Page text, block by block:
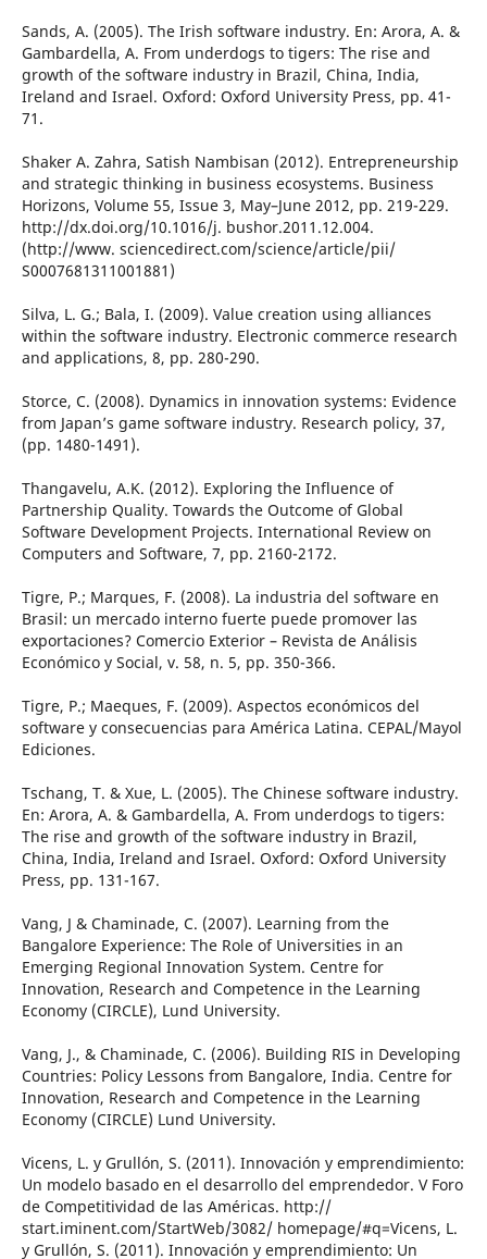
Sands, A. (2005). The Irish software industry. En: Arora, A. &
Gambardella, A. From underdogs to tigers: The rise and
growth of the software industry in Brazil, China, India,
Ireland and Israel. Oxford: Oxford University Press, pp. 41-
71.
Shaker A. Zahra, Satish Nambisan (2012). Entrepreneurship
and strategic thinking in business ecosystems. Business
Horizons, Volume 55, Issue 3, May–June 2012, pp. 219-229.
http://dx.doi.org/10.1016/j. bushor.2011.12.004.
(http://www. sciencedirect.com/science/article/pii/
S0007681311001881)
Silva, L. G.; Bala, I. (2009). Value creation using alliances
within the software industry. Electronic commerce research
and applications, 8, pp. 280-290.
Storce, C. (2008). Dynamics in innovation systems: Evidence
from Japan’s game software industry. Research policy, 37,
(pp. 1480-1491).
Thangavelu, A.K. (2012). Exploring the Influence of
Partnership Quality. Towards the Outcome of Global
Software Development Projects. International Review on
Computers and Software, 7, pp. 2160-2172.
Tigre, P.; Marques, F. (2008). La industria del software en
Brasil: un mercado interno fuerte puede promover las
exportaciones? Comercio Exterior – Revista de Análisis
Económico y Social, v. 58, n. 5, pp. 350-366.
Tigre, P.; Maeques, F. (2009). Aspectos económicos del
software y consecuencias para América Latina. CEPAL/Mayol
Ediciones.
Tschang, T. & Xue, L. (2005). The Chinese software industry.
En: Arora, A. & Gambardella, A. From underdogs to tigers:
The rise and growth of the software industry in Brazil,
China, India, Ireland and Israel. Oxford: Oxford University
Press, pp. 131-167.
Vang, J & Chaminade, C. (2007). Learning from the
Bangalore Experience: The Role of Universities in an
Emerging Regional Innovation System. Centre for
Innovation, Research and Competence in the Learning
Economy (CIRCLE), Lund University.
Vang, J., & Chaminade, C. (2006). Building RIS in Developing
Countries: Policy Lessons from Bangalore, India. Centre for
Innovation, Research and Competence in the Learning
Economy (CIRCLE) Lund University.
Vicens, L. y Grullón, S. (2011). Innovación y emprendimiento:
Un modelo basado en el desarrollo del emprendedor. V Foro
de Competitividad de las Américas. http://
start.iminent.com/StartWeb/3082/ homepage/#q=Vicens, L.
y Grullón, S. (2011). Innovación y emprendimiento: Un